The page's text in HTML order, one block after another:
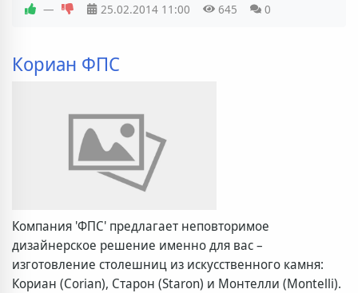
— 25.02.2014 11:00 645 0
Кориан ФПС
Компания 'ФПС' предлагает неповторимое
дизайнерское решение именно для вас –
изготовление столешниц из искусственного камня:
Кориан (Corian), Старон (Staron) и Монтелли (Montelli).